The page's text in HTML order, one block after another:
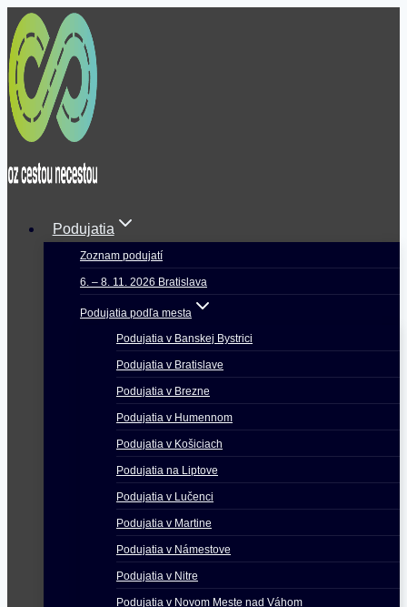
Skip
to
content
Podujatia
Zoznam podujatí
6. – 8. 11. 2026 Bratislava
Podujatia podľa mesta
Podujatia v Banskej Bystrici
Podujatia v Bratislave
Podujatia v Brezne
Podujatia v Humennom
Podujatia v Košiciach
Podujatia na Liptove
Podujatia v Lučenci
Podujatia v Martine
Podujatia v Námestove
Podujatia v Nitre
Podujatia v Novom Meste nad Váhom